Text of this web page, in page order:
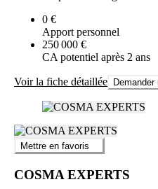
0 €
Apport personnel
250 000 €
CA potentiel après 2 ans
Voir la fiche détaillée
Mettre en favoris
COSMA EXPERTS